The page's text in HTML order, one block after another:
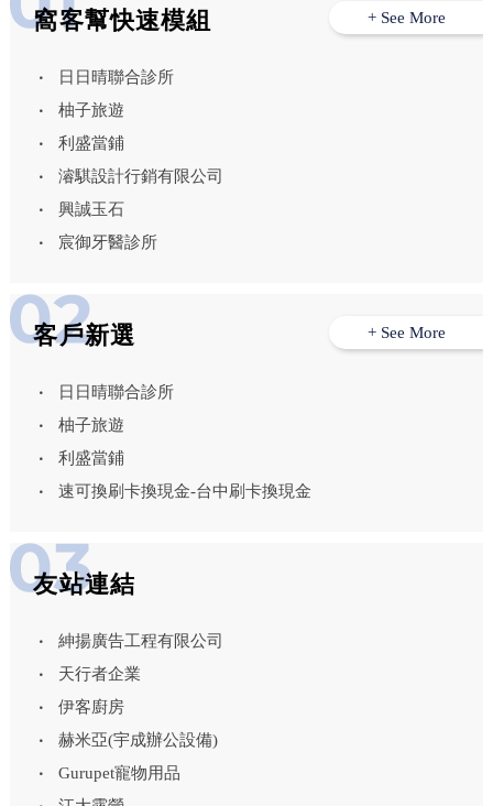
窩客幫快速模組
日日晴聯合診所
柚子旅遊
利盛當鋪
濬騏設計行銷有限公司
興誠玉石
宸御牙醫診所
+ See More
客戶新選
日日晴聯合診所
柚子旅遊
利盛當鋪
速可換刷卡換現金-台中刷卡換現金
+ See More
友站連結
紳揚廣告工程有限公司
天行者企業
伊客廚房
赫米亞(宇成辦公設備)
Gurupet寵物用品